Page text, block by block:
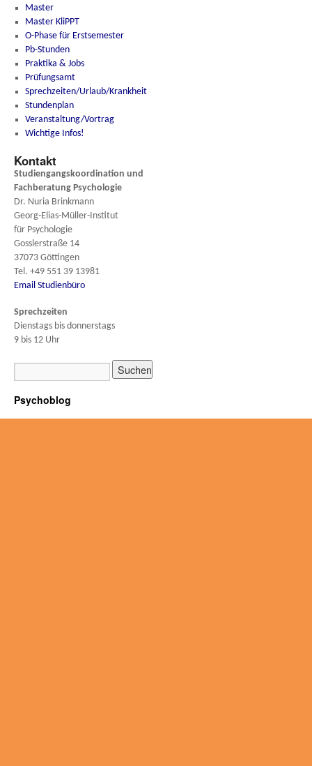
Master
Master KliPPT
O-Phase für Erstsemester
Pb-Stunden
Praktika & Jobs
Prüfungsamt
Sprechzeiten/Urlaub/Krankheit
Stundenplan
Veranstaltung/Vortrag
Wichtige Infos!
Kontakt
Studiengangskoordination und
Fachberatung Psychologie
Dr. Nuria Brinkmann
Georg-Elias-Müller-Institut
für Psychologie
Gosslerstraße 14
37073 Göttingen
Tel. +49 551 39 13981
Email Studienbüro
Sprechzeiten
Dienstags bis donnerstags
9 bis 12 Uhr
Psychoblog